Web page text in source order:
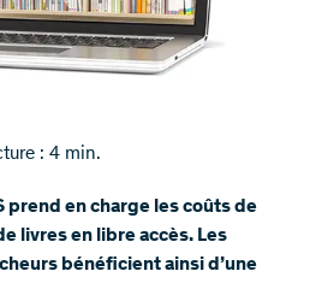
: 4 min.
prend en charge les coûts de
livres en libre accès. Les
bénéficient ainsi d’une